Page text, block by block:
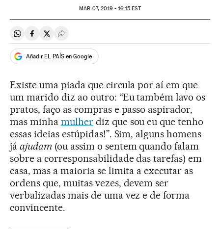
MAR 07, 2019 - 16:15 EST
Compartir en Whatsapp
Compartir en Facebook
Compartir en Twitter
Desplegar Redes Sociales
Añadir EL PAÍS en Google
Existe uma piada que circula por aí em que
um marido diz ao outro: “Eu também lavo os
pratos, faço as compras e passo aspirador,
mas minha mulherdiz que sou eu que tenho
essas ideias estúpidas!”. Sim, alguns homens
já ajudam(ou assim o sentem quando falam
sobre a corresponsabilidade das tarefas) em
casa, mas a maioria se limita a executar as
ordens que, muitas vezes, devem ser
verbalizadas mais de uma vez e de forma
convincente.